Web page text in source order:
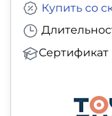
Сертификат
Купить со